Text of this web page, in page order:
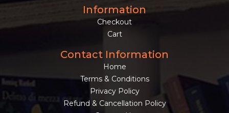
Information
Checkout
Cart
Contact Information
Home
Terms & Conditions
Privacy Policy
Refund & Cancellation Policy